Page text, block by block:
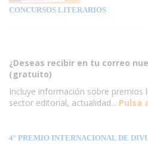
CONCURSOS LITERARIOS
¿Deseas recibir en tu correo
(gratuito)
Incluye información sobre premios
sector editorial, actualidad... Pulsa
4° PREMIO INTERNACIONAL DE